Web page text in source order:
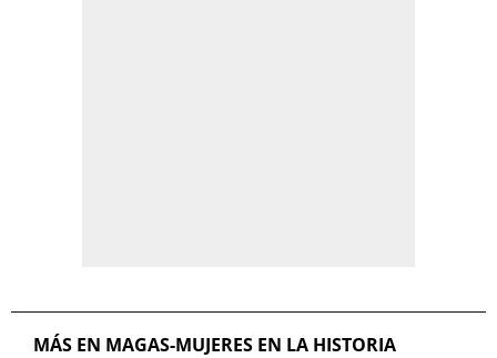
MÁS EN MAGAS-MUJERES EN LA HISTORIA